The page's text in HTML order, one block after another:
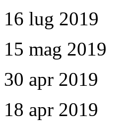
16 lug 2019
15 mag 2019
30 apr 2019
18 apr 2019